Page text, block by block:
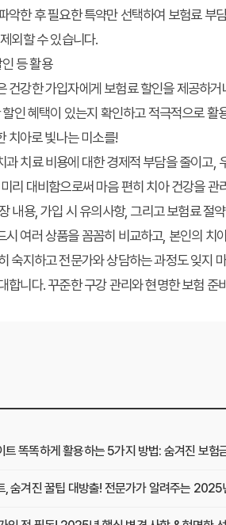
악한 후 필요한 특약만 선택하여 보험료 부
외할 수 있습니다.
등 활용
건강한 가입자에게 보험료 할인을 제공하
인 혜택이 있는지 확인하고 적극적으로 활
치아로 빛나는 미소를!
치료 비용에 대한 경제적 부담을 줄이고,
리 대비함으로써 마음 편히 치아 건강을
내용, 가입 시 유의사항, 그리고 보험료 절
여러 상품을 꼼꼼히 비교하고, 본인의
숙지하고 전문가와 상담하는 과정도 잊
합니다. 꾸준한 구강 관리와 현명한 보험
트 똑똑하게 활용하는 5가지 방법: 숨겨진 보험
, 숨겨진 꿀팁 대방출! 전문가가 알려주는 2025